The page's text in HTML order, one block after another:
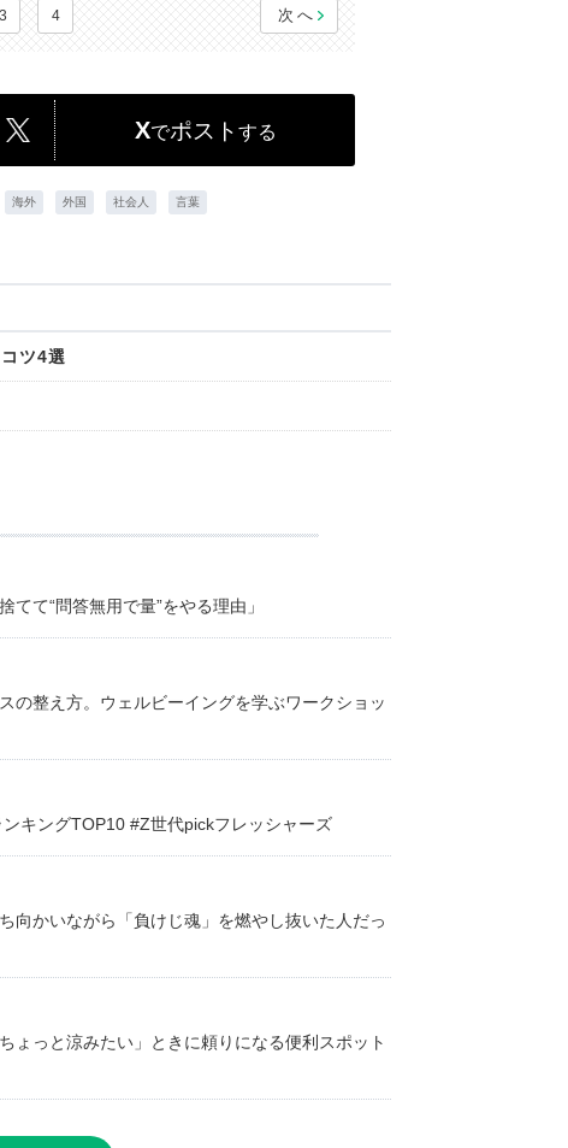
3 4 次へ
Xでポスト する
海外 外国 社会人 言葉
ツ4選
て“問答無用で量”をやる理由」
の整え方。ウェルビーイングを学ぶワークショッ
キングTOP10 #Z世代pickフレッシャーズ
向かいながら「負けじ魂」を燃やし抜いた人だっ
ょっと涼みたい」ときに頼りになる便利スポット